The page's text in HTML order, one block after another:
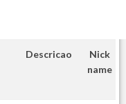
Descricao
Nick
name